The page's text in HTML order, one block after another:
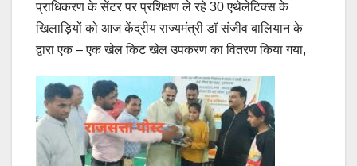
प्राधिकरण के सेंटर पर प्रशिक्षण ले रहे 30 एथेलेटिक्स के
खिलाड़ियों को आज केंद्रीय राज्यमंत्री डॉ संजीव बालियान के
द्वारा एक – एक खेल किट खेल उपकरण का वितरण किया गया,